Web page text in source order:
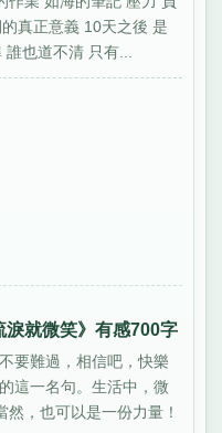
真正意義 10天之後 是
也道不清 只有...
就微笑》有感700字
要難過，相信吧，快樂
這一名句。生活中，微
，也可以是一份力量！